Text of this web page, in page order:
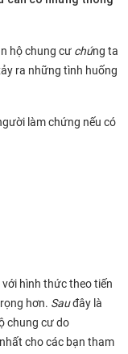
hộ chung cư chúng ta
ra những tình huống
làm chứng nếu có
hình thức theo tiến
hơn. Sauđây là
chung cư do
cho các bạn tham